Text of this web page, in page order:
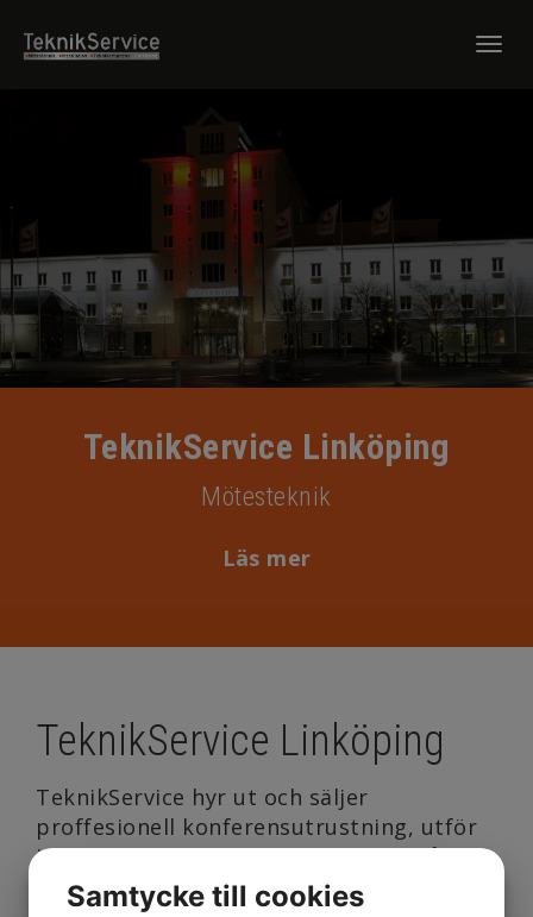
TeknikService Linköping
Mötesteknik
Läs mer
TeknikService Linköping
TeknikService hyr ut och säljer
proffesionell konferensutrustning, utför
installationer inom en rad olika områden
samt säljer teknikertjänster.
Samtycke till cookies